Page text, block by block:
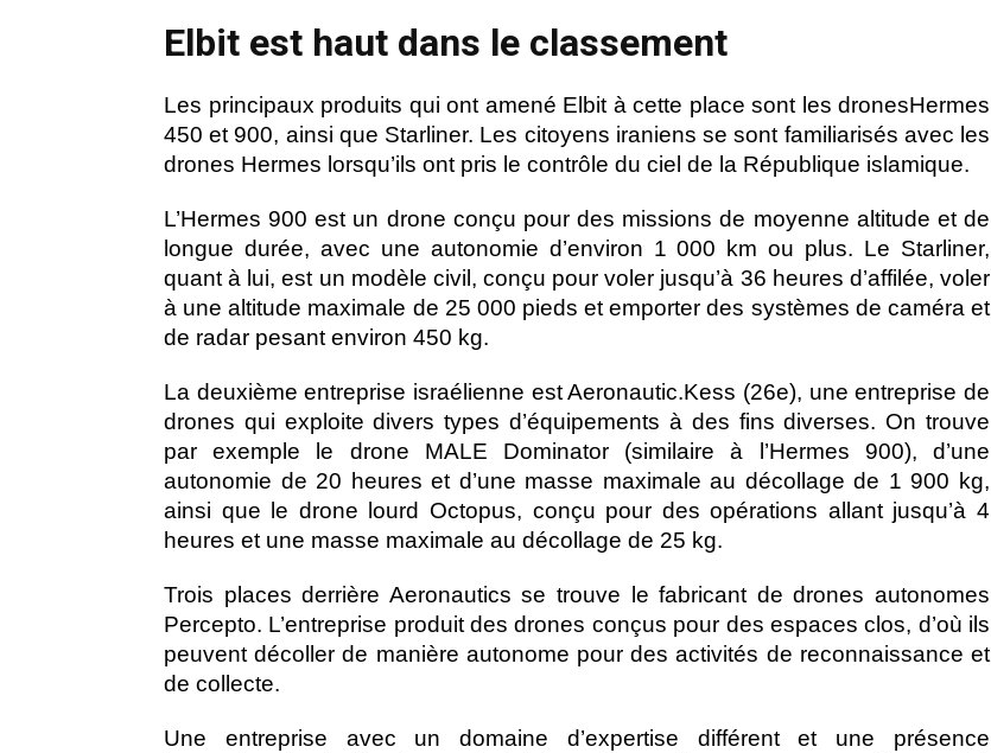
Elbit est haut dans le classement
Les principaux produits qui ont amené Elbit à cette place sont les dronesHermes
450 et 900, ainsi que Starliner. Les citoyens iraniens se sont familiarisés avec les
drones Hermes lorsqu’ils ont pris le contrôle du ciel de la République islamique.
L’Hermes 900 est un drone conçu pour des missions de moyenne altitude et de
longue durée, avec une autonomie d’environ 1 000 km ou plus. Le Starliner,
quant à lui, est un modèle civil, conçu pour voler jusqu’à 36 heures d’affilée, voler
à une altitude maximale de 25 000 pieds et emporter des systèmes de caméra et
de radar pesant environ 450 kg.
La deuxième entreprise israélienne est Aeronautic.Kess (26e), une entreprise de
drones qui exploite divers types d’équipements à des fins diverses. On trouve
par exemple le drone MALE Dominator (similaire à l’Hermes 900), d’une
autonomie de 20 heures et d’une masse maximale au décollage de 1 900 kg,
ainsi que le drone lourd Octopus, conçu pour des opérations allant jusqu’à 4
heures et une masse maximale au décollage de 25 kg.
Trois places derrière Aeronautics se trouve le fabricant de drones autonomes
Percepto. L’entreprise produit des drones conçus pour des espaces clos, d’où ils
peuvent décoller de manière autonome pour des activités de reconnaissance et
de collecte.
Une entreprise avec un domaine d’expertise différent et une présence